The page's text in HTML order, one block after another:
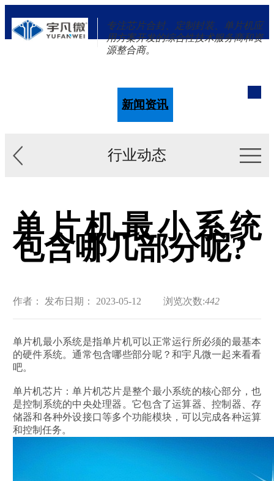
专注芯片合封、定制封装、单片机应
用方案开发的综合性技术服务商和资
源整合商。
新闻资讯
行业动态
单片机最小系统
包含哪几部分呢?
作者： 发布日期： 2023-05-12 浏览次数:442
单片机最小系统是指单片机可以正常运行所必须的最基本
的硬件系统。通常包含哪些部分呢？和宇凡微一起来看看
吧。
单片机芯片：单片机芯片是整个最小系统的核心部分，也
是控制系统的中央处理器。它包含了运算器、控制器、存
储器和各种外设接口等多个功能模块，可以完成各种运算
和控制任务。